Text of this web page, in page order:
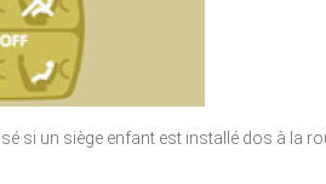
si un siège enfant est installé dos à la